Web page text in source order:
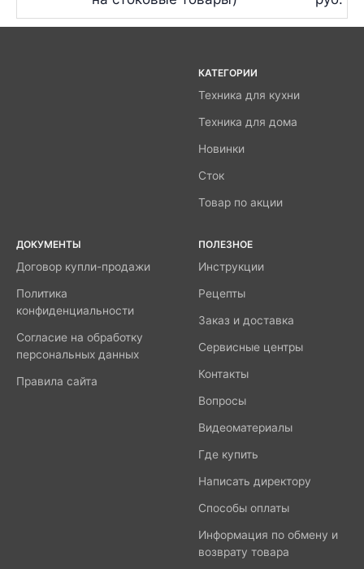
КАТЕГОРИИ
Техника для кухни
Техника для дома
Новинки
Сток
Товар по акции
ДОКУМЕНТЫ
Договор купли-продажи
Политика
конфиденциальности
Согласие на обработку
персональных данных
Правила сайта
ПОЛЕЗНОЕ
Инструкции
Рецепты
Заказ и доставка
Сервисные центры
Контакты
Вопросы
Видеоматериалы
Где купить
Написать директору
Способы оплаты
Информация по обмену и
возврату товара